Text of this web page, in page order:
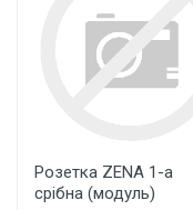
Розетка ZENA 1-а
срібна (модуль)